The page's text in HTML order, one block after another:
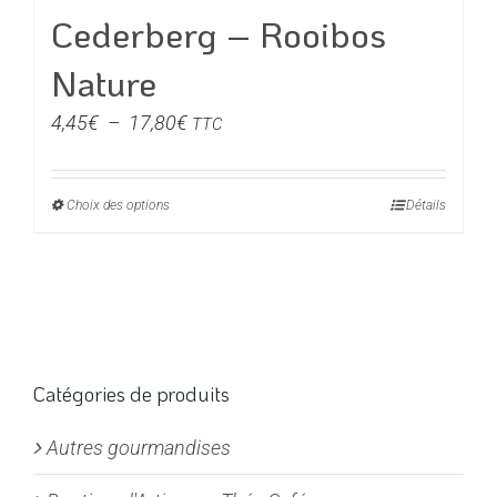
produit
Cederberg – Rooibos
Nature
4,45€ – 17,80€Plage
prix :
TTC
Choix des optionsCe
options
être
choisies
Détails
Catégories de produits
Autres gourmandises